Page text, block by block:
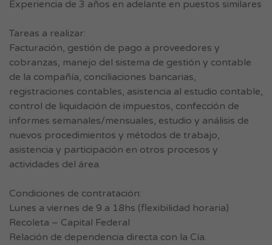
Experiencia de 3 años en adelante en puestos similares
Tareas a realizar:
Facturación, gestión de pago a proveedores y
cobranzas, manejo del sistema de gestión y contable
de la compañía, conciliaciones bancarias,
registraciones contables, asistencia al estudio contable,
control de liquidación de impuestos, confección de
informes semanales/mensuales, estudio y análisis de
nuevos procedimientos y métodos de trabajo,
asistencia y participación en otros procesos y
actividades del área.
Condiciones de contratación:
Lunes a viernes de 9 a 18hs (flexibilidad horaria)
Recoleta – Capital Federal
Relación de dependencia directa con la Cía.